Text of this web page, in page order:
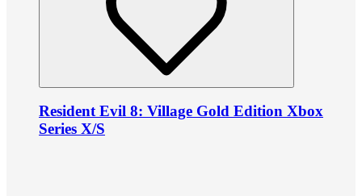
Resident Evil 8: Village Gold Edition Xbox
Series X/S